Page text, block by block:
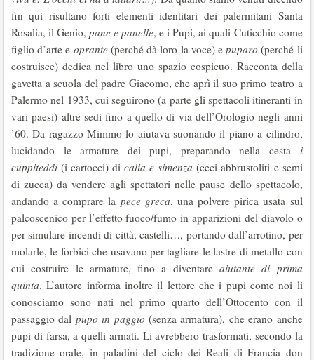
fin qui risultano forti elementi identitari dei palermitani Santa
Rosalia, il Genio,pane e panelle, e i Pupi, ai quali Cuticchio come
figlio d’arte e oprante (perché dà loro la voce) epuparo (perché li
costruisce) dedica nel libro uno spazio cospicuo. Racconta della
gavetta a scuola del padre Giacomo, che aprì il suo primo teatro a
Palermo nel 1933, cui seguirono (a parte gli spettacoli itineranti in
vari paesi) altre sedi fino a quello di via dell’Orologio negli anni
’60. Da ragazzo Mimmo lo aiutava suonando il piano a cilindro,
lucidando le armature dei pupi, preparando nella cesta i
cuppiteddi (i cartocci) dicalia e simenza (ceci abbrustoliti e semi
di zucca) da vendere agli spettatori nelle pause dello spettacolo,
andando a comprare la pece greca, una polvere pirica usata sul
palcoscenico per l’effetto fuoco/fumo in apparizioni del diavolo o
per simulare incendi di città, castelli…, portando dall’arrotino, per
molarle, le forbici che usavano per tagliare le lastre di metallo con
cui costruire le armature, fino a diventare aiutante di prima
quinta. L’autore informa inoltre il lettore che i pupi come noi li
conosciamo sono nati nel primo quarto dell’Ottocento con il
passaggio dal pupo in paggio (senza armatura), che erano anche
pupi di farsa, a quelli armati. Li avrebbero trasformati, secondo la
tradizione orale, in paladini del ciclo dei Reali di Francia don